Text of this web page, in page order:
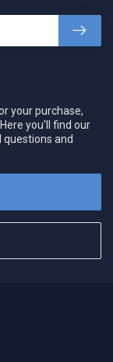
your purchase,
you'll find our
and